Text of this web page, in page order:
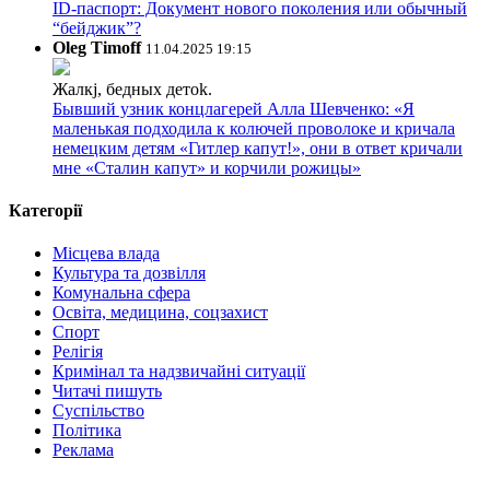
ID-паспорт: Документ нового поколения или обычный
“бейджик”?
Oleg Timoff 11.04.2025 19:15
Жалкj, бедных детok.
Бывший узник концлагерей Алла Шевченко: «Я
маленькая подходила к колючей проволоке и кричала
немецким детям «Гитлер капут!», они в ответ кричали
мне «Сталин капут» и корчили рожицы»
Категорії
Місцева влада
Культура та дозвілля
Комунальна сфера
Освіта, медицина, соцзахист
Спорт
Релігія
Кримінал та надзвичайні ситуації
Читачі пишуть
Суспільство
Політика
Реклама